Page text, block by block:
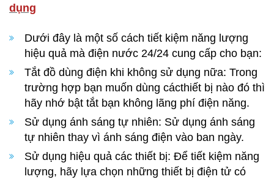
dụng
Dưới đây là một số cách tiết kiệm năng lượng
hiệu quả mà điện nước 24/24 cung cấp cho bạn:
Tắt đồ dùng điện khi không sử dụng nữa: Trong
trường hợp bạn muốn dùng cácthiết bị nào đó thì
hãy nhớ bật tắt bạn không lãng phí điện năng.
Sử dụng ánh sáng tự nhiên: Sử dụng ánh sáng
tự nhiên thay vì ánh sáng điện vào ban ngày.
Sử dụng hiệu quả các thiết bị: Để tiết kiệm năng
lượng, hãy lựa chọn những thiết bị điện tử có